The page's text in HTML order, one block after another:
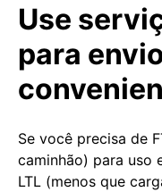
Use
para
Se você precisa de
caminhão) para uso
LTL (menos que